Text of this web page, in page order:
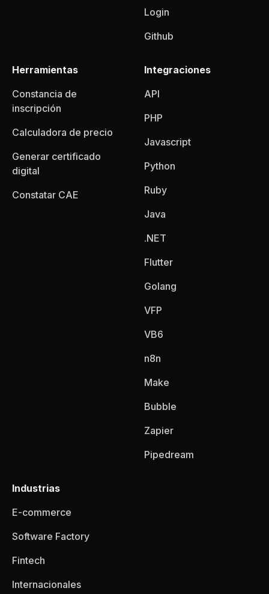
Login
Github
Herramientas
Constancia de
inscripción
Calculadora de precio
Generar certificado
digital
Constatar CAE
Integraciones
API
PHP
Javascript
Python
Ruby
Java
.NET
Flutter
Golang
VFP
VB6
n8n
Make
Bubble
Zapier
Pipedream
Industrias
E-commerce
Software Factory
Fintech
Internacionales